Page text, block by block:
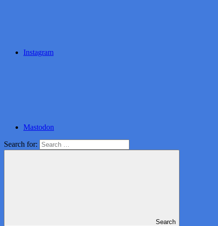
Instagram
Mastodon
Search for:
Search